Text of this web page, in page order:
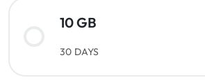
10 GB
30 DAYS